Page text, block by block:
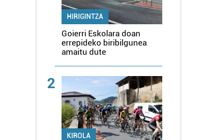
HIRIGINTZA
Goierri Eskolara doan
errepideko biribilgunea
amaitu dute
2
KIROLA